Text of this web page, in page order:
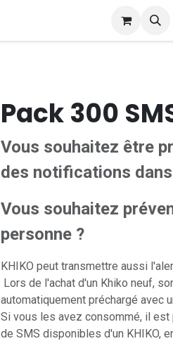
Pack 300
Vous souhaitez être
des notifications
Vous souhaitez
personne ?
KHIKO peut transmettre aussi
Lors de l'achat d'un Khiko neuf,
automatiquement préchargé avec
Si vous les avez consommé, il
de SMS disponibles d'un KHIKO,